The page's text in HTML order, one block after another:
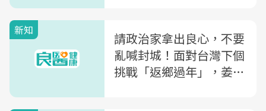
新知
請政治家拿出良心，不要
亂喊封城！面對台灣下個
挑戰「返鄉過年」，姜冠